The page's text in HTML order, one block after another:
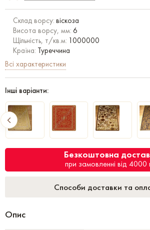
Склад ворсу: віскоза
Висота ворсу, мм: 6
Щільність, т/кв.м: 1000000
Країна: Туреччина
Всі характеристики
Інші варіанти:
Безкоштовна
при замовленні від 4000
Способи доставки та
Опис